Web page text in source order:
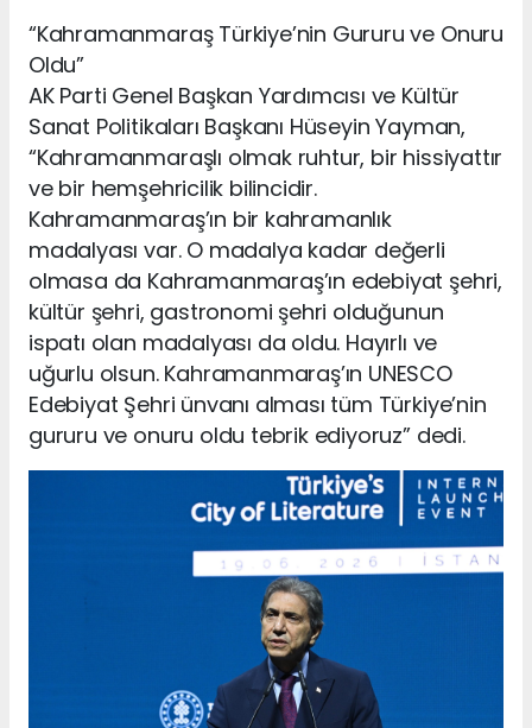
“Kahramanmaraş Türkiye’nin Gururu ve Onuru
Oldu”
AK Parti Genel Başkan Yardımcısı ve Kültür
Sanat Politikaları Başkanı Hüseyin Yayman,
“Kahramanmaraşlı olmak ruhtur, bir hissiyattır
ve bir hemşehricilik bilincidir.
Kahramanmaraş’ın bir kahramanlık
madalyası var. O madalya kadar değerli
olmasa da Kahramanmaraş’ın edebiyat şehri,
kültür şehri, gastronomi şehri olduğunun
ispatı olan madalyası da oldu. Hayırlı ve
uğurlu olsun. Kahramanmaraş’ın UNESCO
Edebiyat Şehri ünvanı alması tüm Türkiye’nin
gururu ve onuru oldu tebrik ediyoruz” dedi.